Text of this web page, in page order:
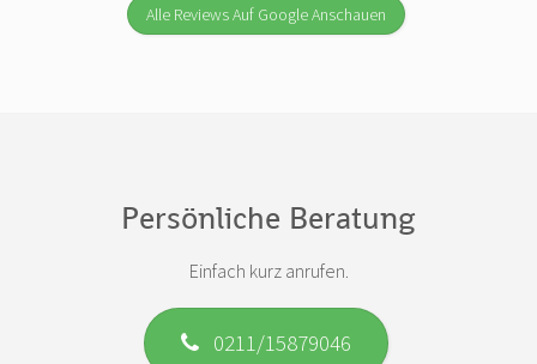
Alle Reviews Auf Google Anschauen
Persönliche Beratung
Einfach kurz anrufen.
0211/15879046